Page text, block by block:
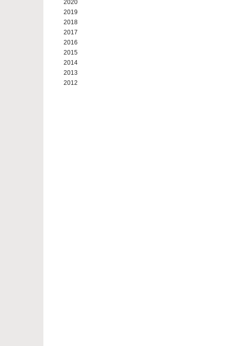
2020
2019
2018
2017
2016
2015
2014
2013
2012